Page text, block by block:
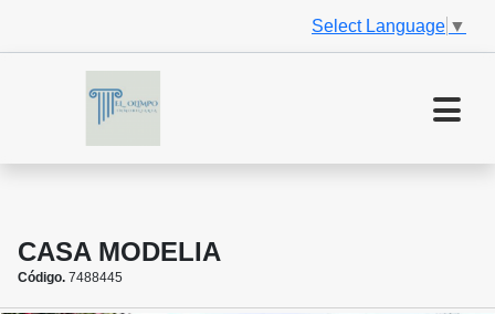
Select Language ▼
CASA MODELIA
Código. 7488445